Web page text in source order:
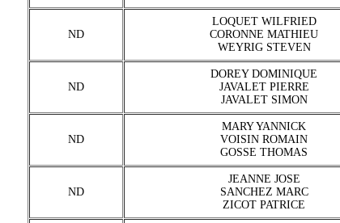
ND
LOQUET WILFRIED
CORONNE MATHIEU
WEYRIG STEVEN
ND
DOREY DOMINIQUE
JAVALET PIERRE
JAVALET SIMON
ND
MARY YANNICK
VOISIN ROMAIN
GOSSE THOMAS
ND
JEANNE JOSE
SANCHEZ MARC
ZICOT PATRICE